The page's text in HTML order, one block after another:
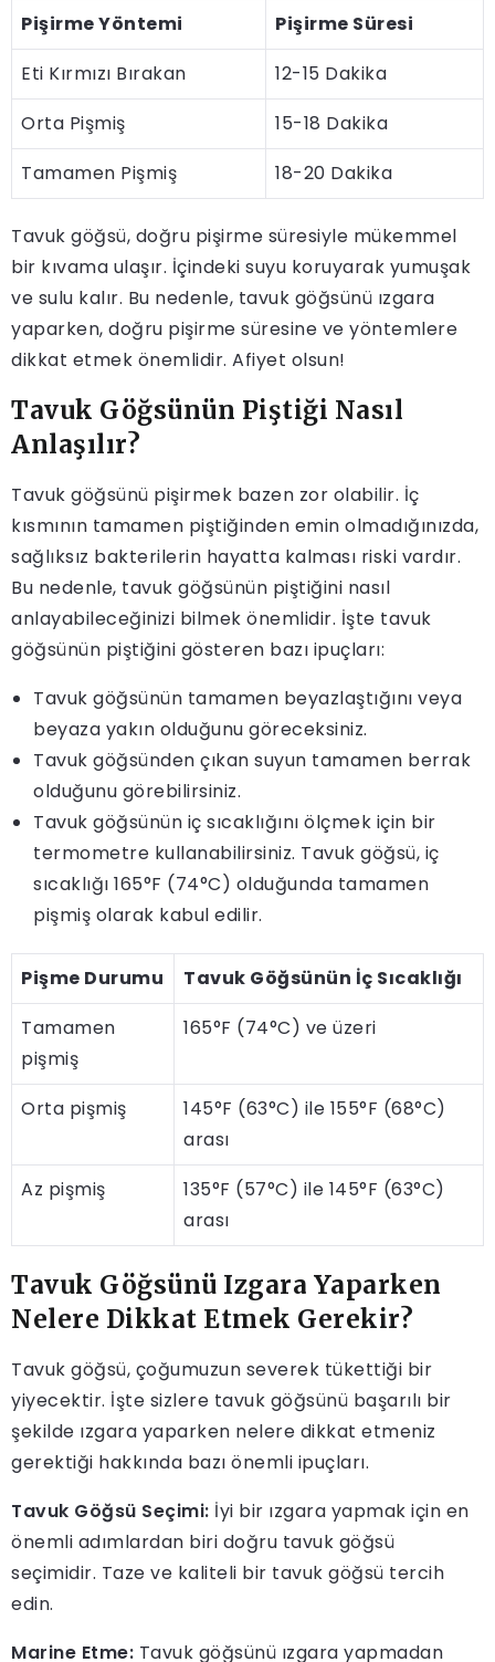
Pişirme Yöntemi
Pişirme Süresi
Eti Kırmızı Bırakan
12-15 Dakika
Orta Pişmiş
15-18 Dakika
Tamamen Pişmiş
18-20 Dakika
Tavuk göğsü, doğru pişirme süresiyle mükemmel
bir kıvama ulaşır. İçindeki suyu koruyarak yumuşak
ve sulu kalır. Bu nedenle, tavuk göğsünü ızgara
yaparken, doğru pişirme süresine ve yöntemlere
dikkat etmek önemlidir. Afiyet olsun!
Tavuk Göğsünün Piştiği Nasıl
Anlaşılır?
Tavuk göğsünü pişirmek bazen zor olabilir. İç
kısmının tamamen piştiğinden emin olmadığınızda,
sağlıksız bakterilerin hayatta kalması riski vardır.
Bu nedenle, tavuk göğsünün piştiğini nasıl
anlayabileceğinizi bilmek önemlidir. İşte tavuk
göğsünün piştiğini gösteren bazı ipuçları:
Tavuk göğsünün tamamen beyazlaştığını veya
beyaza yakın olduğunu göreceksiniz.
Tavuk göğsünden çıkan suyun tamamen berrak
olduğunu görebilirsiniz.
Tavuk göğsünün iç sıcaklığını ölçmek için bir
termometre kullanabilirsiniz. Tavuk göğsü, iç
sıcaklığı 165°F (74°C) olduğunda tamamen
pişmiş olarak kabul edilir.
Pişme Durumu
Tavuk Göğsünün İç Sıcaklığı
Tamamen
pişmiş
165°F (74°C) ve üzeri
Orta pişmiş
145°F (63°C) ile 155°F (68°C)
arası
Az pişmiş
135°F (57°C) ile 145°F (63°C)
arası
Tavuk Göğsünü Izgara Yaparken
Nelere Dikkat Etmek Gerekir?
Tavuk göğsü, çoğumuzun severek tükettiği bir
yiyecektir. İşte sizlere tavuk göğsünü başarılı bir
şekilde ızgara yaparken nelere dikkat etmeniz
gerektiği hakkında bazı önemli ipuçları.
Tavuk Göğsü Seçimi: İyi bir ızgara yapmak için en
önemli adımlardan biri doğru tavuk göğsü
seçimidir. Taze ve kaliteli bir tavuk göğsü tercih
edin.
Marine Etme: Tavuk göğsünü ızgara yapmadan